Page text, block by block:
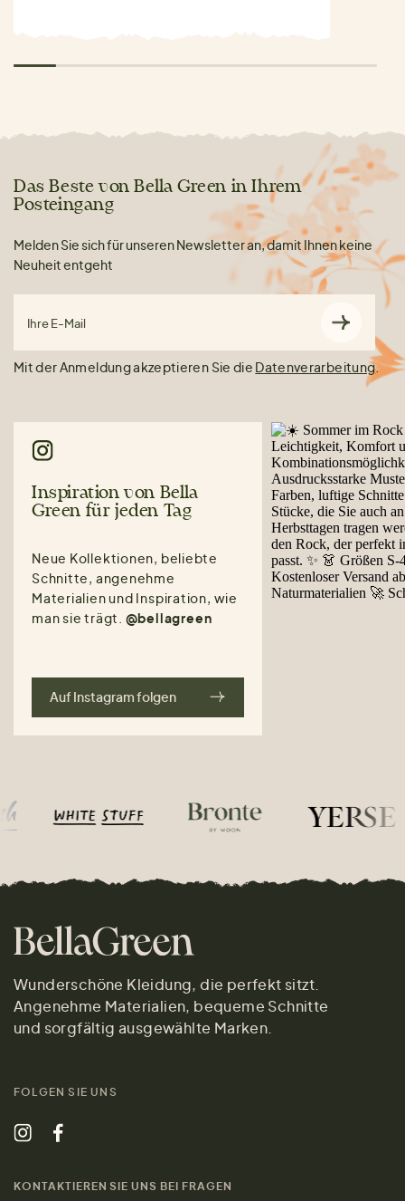
Das Beste von Bella Green in Ihrem
Posteingang
Melden Sie sich für unseren Newsletter an, damit Ihnen keine
Neuheit entgeht
Ihre E-Mail
Mit der Anmeldung akzeptieren Sie die Datenverarbeitung.
Inspiration von Bella
Green für jeden Tag
Neue Kollektionen, beliebte
Schnitte, angenehme
Materialien und Inspiration, wie
man sie trägt. @bellagreen
Auf Instagram folgen
Wunderschöne Kleidung, die perfekt sitzt.
Angenehme Materialien, bequeme Schnitte
und sorgfältig ausgewählte Marken.
FOLGEN SIE UNS
KONTAKTIEREN SIE UNS BEI FRAGEN